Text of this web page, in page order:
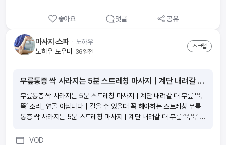
좋아요 댓글 공유
마사지·스파 ᆞ 노하우
노하우 도우미 36일전
스크랩
무릎통증 싹 사라지는 5분 스트레칭 마사지｜계단 내려갈 때 무릎 ‘뚝뚝’ 소리_ 연골 아닙니다｜걸을 수 있을때 꼭 해야하는 스트레칭
무릎통증 싹 사라지는 5분 스트레칭 마사지｜계단 내려갈 때 무릎 ‘뚝
뚝’ 소리_ 연골 아닙니다｜걸을 수 있을때 꼭 해야하는 스트레칭 무릎
통증 싹 사라지는 5분 스트레칭 마사지｜계단 내려갈 때 무릎 ‘뚝뚝’ 소
사라지는 5분 스트레칭 마사지｜계단 내려갈 때 무릎 ‘뚝뚝’ 소리_ 연
VOD